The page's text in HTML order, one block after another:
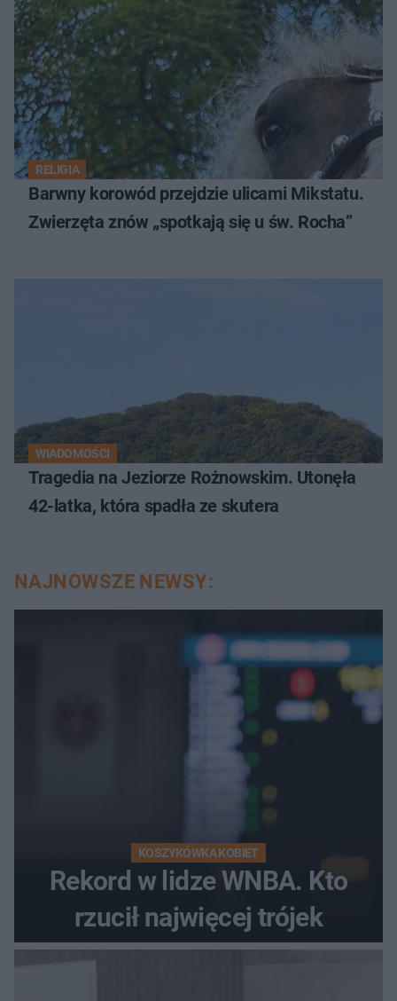
RELIGIA
Barwny korowód przejdzie ulicami Mikstatu.
Zwierzęta znów „spotkają się u św. Rocha”
WIADOMOŚCI
Tragedia na Jeziorze Rożnowskim. Utonęła
42-latka, która spadła ze skutera
NAJNOWSZE NEWSY:
KOSZYKÓWKA KOBIET
Rekord w lidze WNBA. Kto
rzucił najwięcej trójek